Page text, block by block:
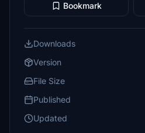
Bookmark
Downloads
Version
File Size
Published
Updated